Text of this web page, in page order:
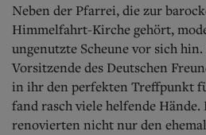
Neben der Pfarrei, die zur
Himmelfahrt-Kirche gehört,
ungenutzte Scheune vor sich
Vorsitzende des Deutschen
in ihr den perfekten Treffpunkt
fand rasch viele helfende
renovierten nicht nur den